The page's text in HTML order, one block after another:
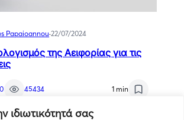
ιδιωτικότητά σας
Papaioannou·22/07/2024
της Αειφορίας για τις
0 45434 1 min